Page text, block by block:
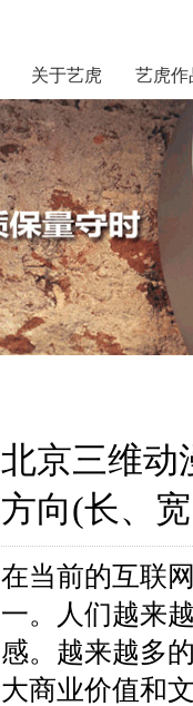
关于艺虎 艺虎作
北京三维动
方向(长、
在当前的互联
一。人们越来
感。越来越多
大商业价值和